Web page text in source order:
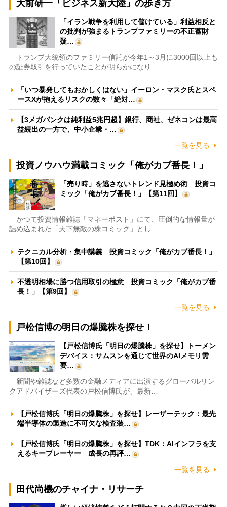
大前研一「ビジネス新大陸」の歩き方
「イラン戦争を利用して儲けている」利益相反と
の批判が強まるトランプファミリーの不正蓄財
疑…
トランプ大統領のファミリー信託が今年1～3月に3000回以上も
の証券取引を行っていたことが明らかになり…
「いつ暴発してもおかしくはない」イーロン・マスク氏とスペ
ースXが抱えるリスクの数々「絶対…
【3メガバンクは純利益5兆円超】銀行、商社、ゼネコンは最高
益続出の一方で、中小企業・…
一覧を見る
投資ノウハウ満載コミック「俺がカブ番長！」
「売り時」を逃さないトレンド見極め術 投資コ
ミック「俺がカブ番長！」【第11回】
かつて投資情報雑誌「マネーポスト」にて、圧倒的な情報量が
詰め込まれた「天下無敵の株コミック」とし…
テクニカル分析・集中講義 投資コミック「俺がカブ番長！」
【第10回】
不透明相場に勝つ信用取引の極意 投資コミック「俺がカブ番
長！」【第9回】
一覧を見る
戸松信博の明日の爆騰株を探せ！
【戸松信博氏「明日の爆騰株」を探せ】トーメン
デバイス：サムスンを通じて世界のAIメモリ需
要…
新聞や雑誌など多数の金融メディアに出演するグローバルリン
クアドバイザーズ代表の戸松信博氏が、最新…
【戸松信博氏「明日の爆騰株」を探せ】レーザーテック：最先
端半導体の製造に不可欠な検査装…
【戸松信博氏「明日の爆騰株」を探せ】TDK：AIインフラを支
えるキープレーヤー 成長の再評…
一覧を見る
田代尚機のチャイナ・リサーチ